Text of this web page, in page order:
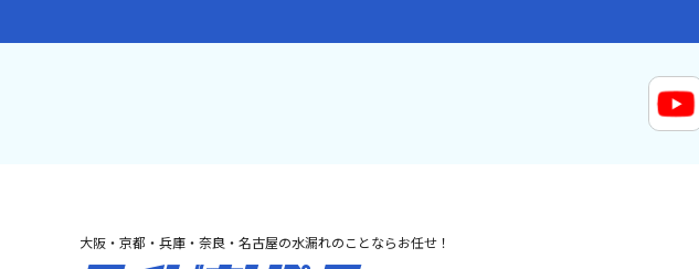
大阪・京都・兵庫・奈良・名古屋の水漏れのことならお任せ！